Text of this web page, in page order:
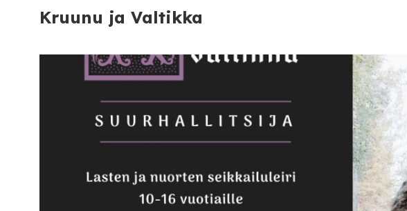
Kruunu ja Valtikka